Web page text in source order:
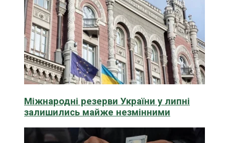
Міжнародні резерви України у липні
залишились майже незмінними